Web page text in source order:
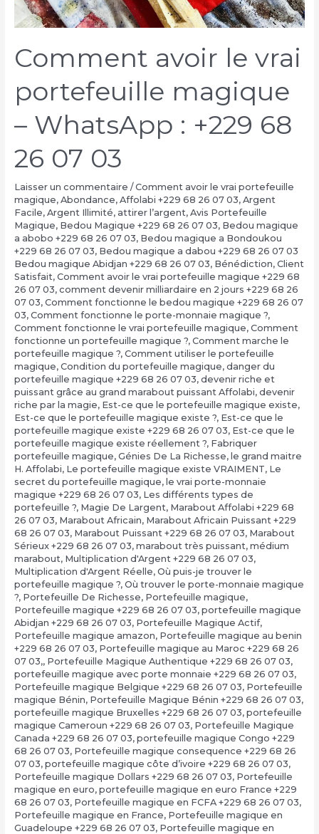
Comment avoir le vrai
portefeuille magique
– WhatsApp : +229 68
26 07 03
Laisser un commentaire /Comment avoir le vrai portefeuille
magique, Abondance, Affolabi +229 68 26 07 03, Argent
Facile, Argent Illimité, attirer l’argent, Avis Portefeuille
Magique, Bedou Magique +229 68 26 07 03, Bedou magique
a abobo +229 68 26 07 03, Bedou magique a Bondoukou
+229 68 26 07 03, Bedou magique a dabou +229 68 26 07 03
Bedou magique Abidjan +229 68 26 07 03, Bénédiction, Client
Satisfait, Comment avoir le vrai portefeuille magique +229 68
26 07 03, comment devenir milliardaire en 2 jours +229 68 26
07 03, Comment fonctionne le bedou magique +229 68 26 07
03, Comment fonctionne le porte-monnaie magique ?,
Comment fonctionne le vrai portefeuille magique, Comment
fonctionne un portefeuille magique ?, Comment marche le
portefeuille magique ?, Comment utiliser le portefeuille
magique, Condition du portefeuille magique, danger du
portefeuille magique +229 68 26 07 03, devenir riche et
puissant grâce au grand marabout puissant Affolabi, devenir
riche par la magie, Est-ce que le portefeuille magique existe,
Est-ce que le portefeuille magique existe ?, Est-ce que le
portefeuille magique existe +229 68 26 07 03, Est-ce que le
portefeuille magique existe réellement ?, Fabriquer
portefeuille magique, Génies De La Richesse, le grand maitre
H. Affolabi, Le portefeuille magique existe VRAIMENT, Le
secret du portefeuille magique, le vrai porte-monnaie
magique +229 68 26 07 03, Les différents types de
portefeuille ?, Magie De Largent, Marabout Affolabi +229 68
26 07 03, Marabout Africain, Marabout Africain Puissant +229
68 26 07 03, Marabout Puissant +229 68 26 07 03, Marabout
Sérieux +229 68 26 07 03, marabout très puissant, médium
marabout, Multiplication d'Argent +229 68 26 07 03,
Multiplication d'Argent Réelle, Où puis-je trouver le
portefeuille magique ?, Où trouver le porte-monnaie magique
?, Portefeuille De Richesse, Portefeuille magique,
Portefeuille magique +229 68 26 07 03, portefeuille magique
Abidjan +229 68 26 07 03, Portefeuille Magique Actif,
Portefeuille magique amazon, Portefeuille magique au benin
+229 68 26 07 03, Portefeuille magique au Maroc +229 68 26
07 03,, Portefeuille Magique Authentique +229 68 26 07 03,
portefeuille magique avec porte monnaie +229 68 26 07 03,
Portefeuille magique Belgique +229 68 26 07 03, Portefeuille
magique Bénin, Portefeuille Magique Bénin +229 68 26 07 03,
portefeuille magique Bruxelles +229 68 26 07 03, portefeuille
magique Cameroun +229 68 26 07 03, Portefeuille Magique
Canada +229 68 26 07 03, portefeuille magique Congo +229
68 26 07 03, Portefeuille magique consequence +229 68 26
07 03, portefeuille magique côte d’ivoire +229 68 26 07 03,
Portefeuille magique Dollars +229 68 26 07 03, Portefeuille
magique en euro, portefeuille magique en euro France +229
68 26 07 03, Portefeuille magique en FCFA +229 68 26 07 03,
Portefeuille magique en France, Portefeuille magique en
Guadeloupe +229 68 26 07 03, Portefeuille magique en